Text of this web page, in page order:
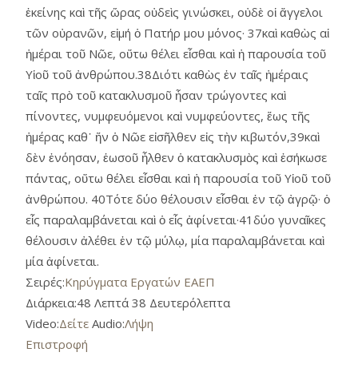
ἐκείνης καὶ τῆς ὥρας οὐδεὶς γινώσκει, οὐδὲ οἱ ἄγγελοι
τῶν οὐρανῶν, εἰμή ὁ Πατήρ μου μόνος· 37καὶ καθὼς αἱ
ἡμέραι τοῦ Νῶε, οὕτω θέλει εἶσθαι καὶ ἡ παρουσία τοῦ
Υἱοῦ τοῦ ἀνθρώπου.38Διότι καθὼς ἐν ταῖς ἡμέραις
ταῖς πρὸ τοῦ κατακλυσμοῦ ἦσαν τρώγοντες καὶ
πίνοντες, νυμφευόμενοι καὶ νυμφεύοντες, ἕως τῆς
ἡμέρας καθ᾿ ἥν ὁ Νῶε εἰσῆλθεν εἰς τὴν κιβωτόν,39καὶ
δὲν ἐνόησαν, ἑωσοῦ ἦλθεν ὁ κατακλυσμὸς καὶ ἐσήκωσε
πάντας, οὕτω θέλει εἶσθαι καὶ ἡ παρουσία τοῦ Υἱοῦ τοῦ
ἀνθρώπου. 40Τότε δύο θέλουσιν εἶσθαι ἐν τῷ ἀγρῷ· ὁ
εἷς παραλαμβάνεται καὶ ὁ εἷς ἀφίνεται·41δύο γυναῖκες
θέλουσιν ἀλέθει ἐν τῷ μύλῳ, μία παραλαμβάνεται καὶ
μία ἀφίνεται.
Σειρές:Κηρύγματα Εργατών ΕΑΕΠ
Διάρκεια:48 Λεπτά 38 Δευτερόλεπτα
Video:Δείτε Audio:Λήψη
Επιστροφή